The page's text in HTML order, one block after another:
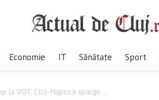
Economie IT Sănătate Sport
la VOT, Cluj-Napoca sparge ...